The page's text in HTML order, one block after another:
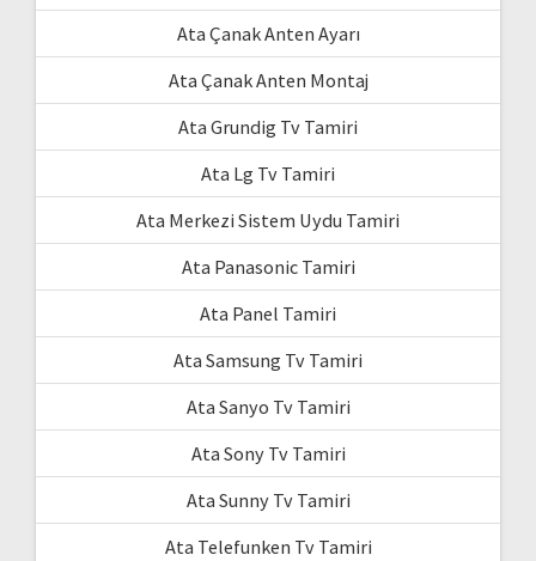
Ata Çanak Anten Ayarı
Ata Çanak Anten Montaj
Ata Grundig Tv Tamiri
Ata Lg Tv Tamiri
Ata Merkezi Sistem Uydu Tamiri
Ata Panasonic Tamiri
Ata Panel Tamiri
Ata Samsung Tv Tamiri
Ata Sanyo Tv Tamiri
Ata Sony Tv Tamiri
Ata Sunny Tv Tamiri
Ata Telefunken Tv Tamiri